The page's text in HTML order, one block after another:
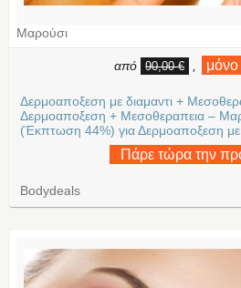
Μαρούσι
από 90,00 €
Δερμοαποξεση με διαμαντι +
Δερμοαποξεση + Μεσοθεραπεια –
(Έκπτωση 44%) για Δερμοαποξεση
Πάρε τώρα την
Bodydeals